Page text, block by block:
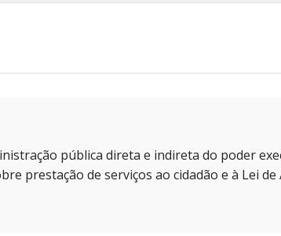
pública direta e indireta do poder
prestação de serviços ao cidadão e à Lei de